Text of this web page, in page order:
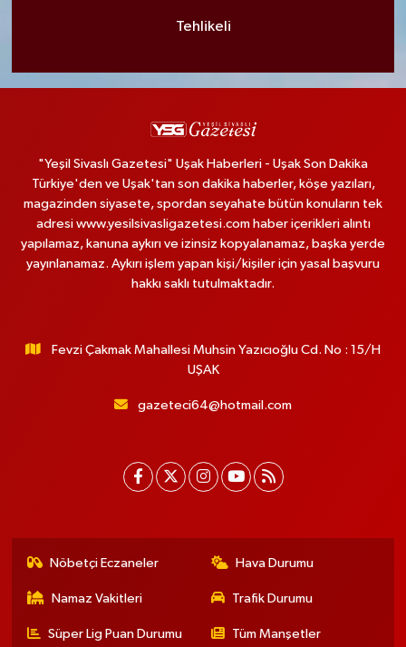
Tehlikeli
"Yeşil Sivaslı Gazetesi" Uşak Haberleri - Uşak Son Dakika
Türkiye'den ve Uşak'tan son dakika haberler, köşe yazıları,
magazinden siyasete, spordan seyahate bütün konuların tek
adresi www.yesilsivasligazetesi.com haber içerikleri alıntı
yapılamaz, kanuna aykırı ve izinsiz kopyalanamaz, başka yerde
yayınlanamaz. Aykırı işlem yapan kişi/kişiler için yasal başvuru
hakkı saklı tutulmaktadır.
Fevzi Çakmak Mahallesi Muhsin Yazıcıoğlu Cd. No : 15/H
UŞAK
gazeteci64@hotmail.com
Nöbetçi Eczaneler Hava Durumu
Namaz Vakitleri Trafik Durumu
Süper Lig Puan Durumu Tüm Manşetler